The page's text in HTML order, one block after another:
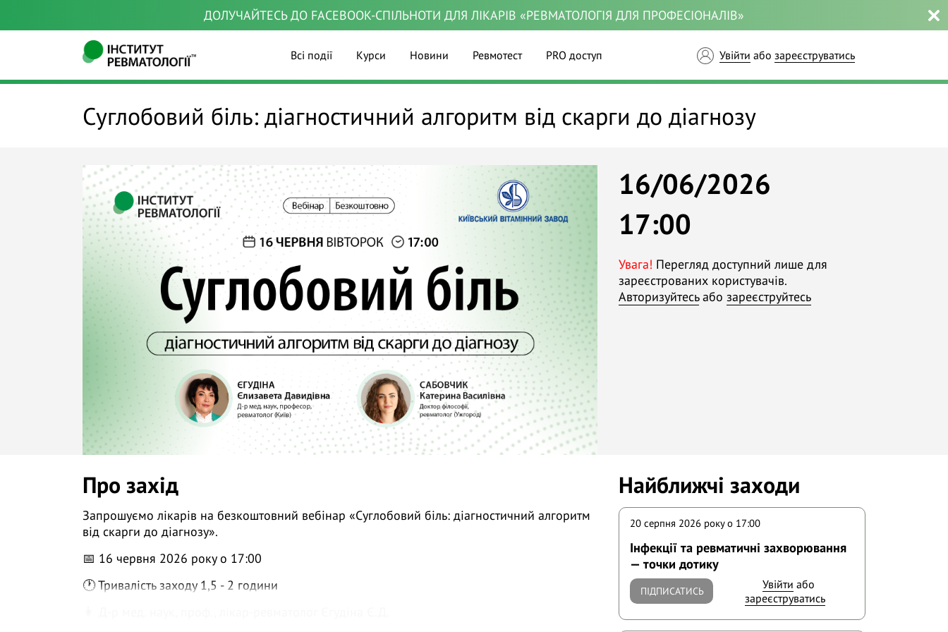
ДОЛУЧАЙТЕСЬ ДО FACEBOOK-СПІЛЬНОТИ ДЛЯ ЛІКАРІВ «РЕВМАТОЛОГІЯ ДЛЯ ПРОФЕСІОНАЛІВ»
Всі події Курси Новини Ревмотест PRO доступ Увійти або зареєструватись
Суглобовий біль: діагностичний алгоритм від скарги до діагнозу
16/06/2026
17:00
Увага! Перегляд доступний лише для
зареєстрованих користувачів.
Авторизуйтесьабо зареєструйтесь
Про захід
Запрошуємо лікарів на безкоштовний вебінар «Суглобовий біль: діагностичний алгоритм
від скарги до діагнозу».
📅 16 червня 2026 року о 17:00
🕐 Тривалість заходу 1,5 - 2 години
Найближчі заходи
20 серпня 2026 року o 17:00
Інфекції та ревматичні захворювання
— точки дотику
ПІДПИСАТИСЬ Увійти або
зареєструватись